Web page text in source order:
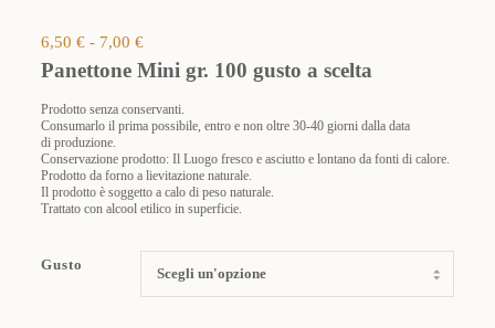
6,50€ - 7,00€Fascia
di
prezzo:
da
6,50 €
a
7,00 €
Panettone Mini gr. 100 gusto a scelta
Prodotto senza conservanti.
Consumarlo il prima possibile, entro e non oltre 30-40 giorni dalla data
di produzione.
Conservazione prodotto: Il Luogo fresco e asciutto e lontano da fonti di calore.
Prodotto da forno a lievitazione naturale.
Il prodotto è soggetto a calo di peso naturale.
Trattato con alcool etilico in superficie.
Gusto